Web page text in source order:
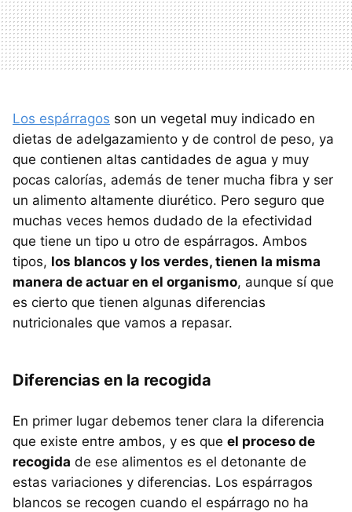
Los espárragos son un vegetal muy indicado en
dietas de adelgazamiento y de control de peso, ya
que contienen altas cantidades de agua y muy
pocas calorías, además de tener mucha fibra y ser
un alimento altamente diurético. Pero seguro que
muchas veces hemos dudado de la efectividad
que tiene un tipo u otro de espárragos. Ambos
tipos, los blancos y los verdes, tienen la misma
manera de actuar en el organismo, aunque sí que
es cierto que tienen algunas diferencias
nutricionales que vamos a repasar.
Diferencias en la recogida
En primer lugar debemos tener clara la diferencia
que existe entre ambos, y es que el proceso de
recogida de ese alimentos es el detonante de
estas variaciones y diferencias. Los espárragos
blancos se recogen cuando el espárrago no ha